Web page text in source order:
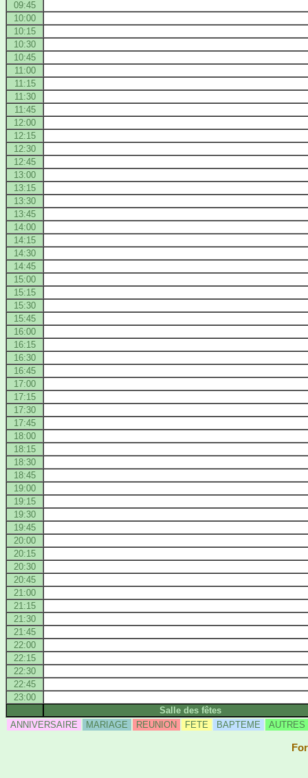
09:45
10:00
10:15
10:30
10:45
11:00
11:15
11:30
11:45
12:00
12:15
12:30
12:45
13:00
13:15
13:30
13:45
14:00
14:15
14:30
14:45
15:00
15:15
15:30
15:45
16:00
16:15
16:30
16:45
17:00
17:15
17:30
17:45
18:00
18:15
18:30
18:45
19:00
19:15
19:30
19:45
20:00
20:15
20:30
20:45
21:00
21:15
21:30
21:45
22:00
22:15
22:30
22:45
23:00
Salle des fêtes
ANNIVERSAIRE
MARIAGE REUNION FETE BAPTEME AUTRES